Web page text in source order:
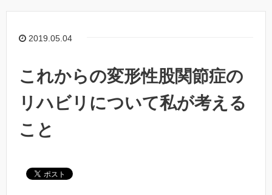
2019.05.04
これからの変形性股関節症の
リハビリについて私が考える
こと